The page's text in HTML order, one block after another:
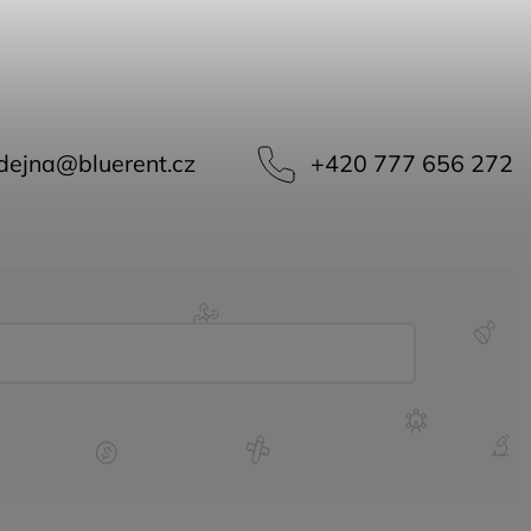
@bluerent.cz +420 777 656 272